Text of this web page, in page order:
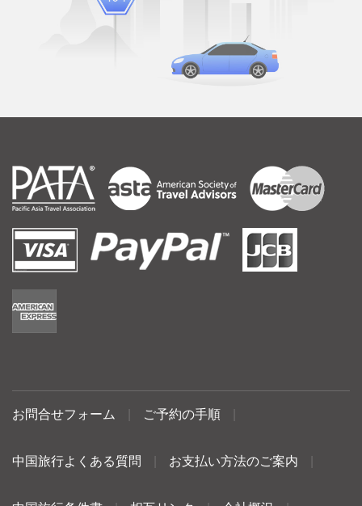
お問合せフォーム ご予約の手順
中国旅行よくある質問 お支払い方法のご案内